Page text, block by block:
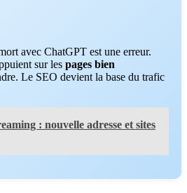
avec ChatGPT est une erreur.
sur les pages bien
Le SEO devient la base du trafic
: nouvelle adresse et sites